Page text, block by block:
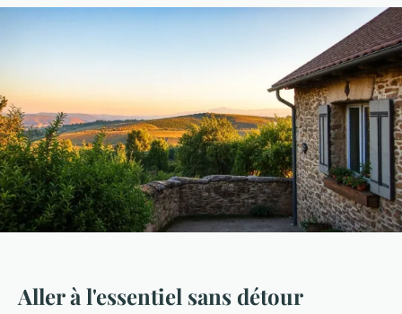
Aller à l'essentiel sans détour